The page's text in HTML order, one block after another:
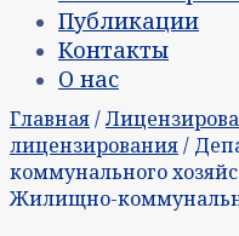
Публикации
Контакты
О нас
Главная/
лицензирования/
коммунального
Жилищно-